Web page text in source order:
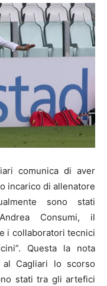
comunica di aver
incarico di allenatore
sono stati
Consumi, il
i collaboratori tecnici
Questa la nota
al Cagliari lo scorso
stati tra gli artefici